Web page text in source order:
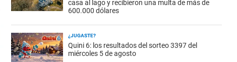
casa al lago y recibieron una multa de más de
600.000 dólares
¿JUGASTE?
Quini 6: los resultados del sorteo 3397 del
miércoles 5 de agosto